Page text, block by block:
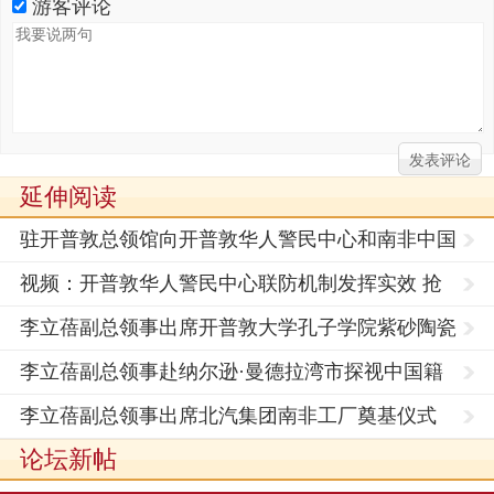
游客评论
延伸阅读
驻开普敦总领馆向开普敦华人警民中心和南非中国
文化发
视频：开普敦华人警民中心联防机制发挥实效 抢
匪人赃俱
李立蓓副总领事出席开普敦大学孔子学院紫砂陶瓷
展
李立蓓副总领事赴纳尔逊·曼德拉湾市探视中国籍
服刑人
李立蓓副总领事出席北汽集团南非工厂奠基仪式
论坛新帖